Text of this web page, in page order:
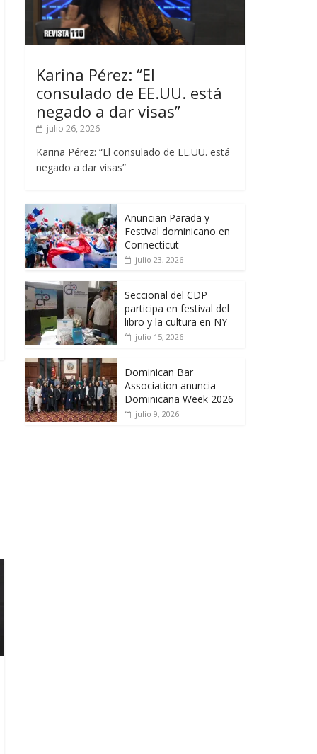
Karina Pérez: “El
consulado de EE.UU. está
negado a dar visas”
julio 26, 2026
Karina Pérez: “El consulado de EE.UU. está
negado a dar visas”
Anuncian Parada y
Festival dominicano en
Connecticut
julio 23, 2026
Seccional del CDP
participa en festival del
libro y la cultura en NY
julio 15, 2026
Dominican Bar
Association anuncia
Dominicana Week 2026
julio 9, 2026